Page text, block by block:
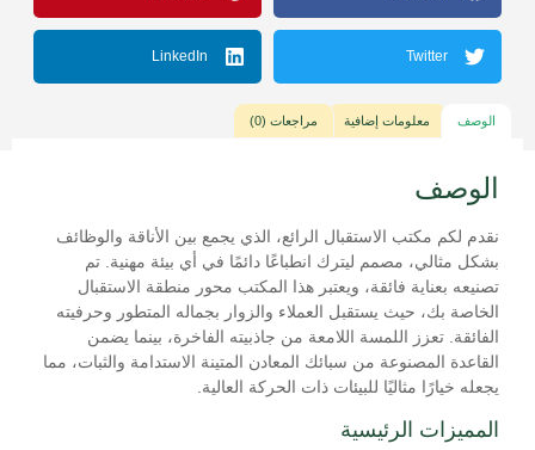
Twitter
LinkedIn
الوصف معلومات إضافية مراجعات (0)
الوصف
نقدم لكم مكتب الاستقبال الرائع، الذي يجمع بين الأناقة والوظائف
بشكل مثالي، مصمم ليترك انطباعًا دائمًا في أي بيئة مهنية. تم
تصنيعه بعناية فائقة، ويعتبر هذا المكتب محور منطقة الاستقبال
الخاصة بك، حيث يستقبل العملاء والزوار بجماله المتطور وحرفيته
الفائقة. تعزز اللمسة اللامعة من جاذبيته الفاخرة، بينما يضمن
القاعدة المصنوعة من سبائك المعادن المتينة الاستدامة والثبات، مما
يجعله خيارًا مثاليًا للبيئات ذات الحركة العالية.
المميزات الرئيسية